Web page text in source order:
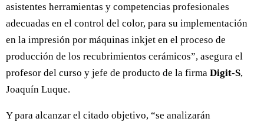
asistentes herramientas y competencias profesionales
adecuadas en el control del color, para su implementación
en la impresión por máquinas inkjet en el proceso de
producción de los recubrimientos cerámicos”, asegura el
profesor del curso y jefe de producto de la firma Digit-S,
Joaquín Luque.
Y para alcanzar el citado objetivo, “se analizarán